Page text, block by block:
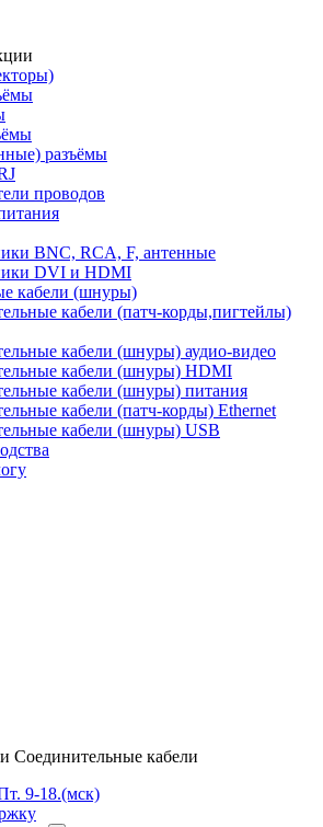
разъёмы
проводов
BNC, RCA, F, антенные
DVI и HDMI
кабели (шнуры)
кабели (патч-корды,пигтейлы)
кабели (шнуры) аудио-видео
кабели (шнуры) HDMI
кабели (шнуры) питания
кабели (патч-корды) Ethernet
кабели (шнуры) USB
Соединительные кабели
9-18.(мск)